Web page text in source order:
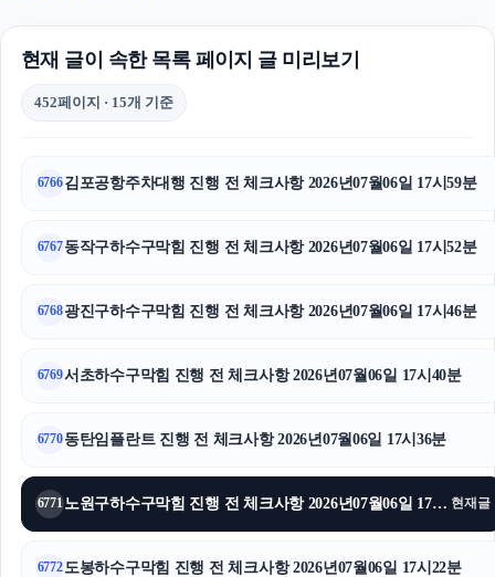
남양주변호사
서대문구하수구막힘
인스타그램 좋아요 구매
현재 글이 속한 목록 페이지 글 미리보기
452페이지 · 15개 기준
6766김포공항주차대행 진행 전 체크사항 2026년07월06일 17시59분
6767동작구하수구막힘 진행 전 체크사항 2026년07월06일 17시52분
6768광진구하수구막힘 진행 전 체크사항 2026년07월06일 17시46분
6769서초하수구막힘 진행 전 체크사항 2026년07월06일 17시40분
6770동탄임플란트 진행 전 체크사항 2026년07월06일 17시36분
6771 노원구하수구막힘 진행 전 체크사항 2026년07월06일 17시29분 현재글
6772 도봉하수구막힘 진행 전 체크사항 2026년07월06일 17시22분